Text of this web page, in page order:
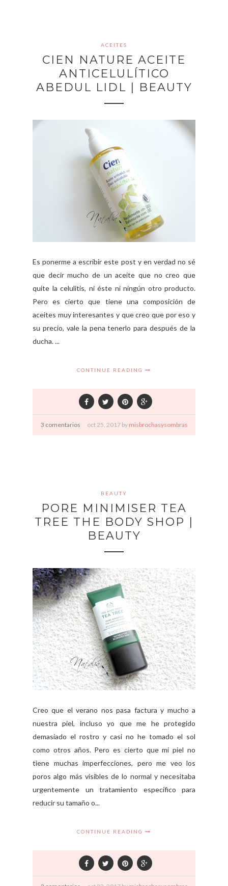
ACEITES
CIEN NATURE ACEITE
ANTICELULÍTICO
ABEDUL LIDL | BEAUTY
Es ponerme a escribir este post y en verdad no sé
que decir mucho de un aceite que no creo que
quite la celulitis, ni éste ni ningún otro producto.
Pero es cierto que tiene una composición de
aceites muy interesantes y que creo que por eso y
su precio, vale la pena tenerlo para después de la
ducha. ...
CONTINUE READING
3 comentarios oct25, 2017 by misbrochasysombras
BEAUTY
PORE MINIMISER TEA
TREE THE BODY SHOP |
BEAUTY
Creo que el verano nos pasa factura y mucho a
nuestra piel, incluso yo que me he protegido
demasiado el rostro y casi no he tomado el sol
como otros años. Pero es cierto que mi piel no
tiene muchas imperfecciones, pero me veo los
poros algo más visibles de lo normal y necesitaba
urgentemente un tratamiento específico para
reducir su tamaño o...
CONTINUE READING